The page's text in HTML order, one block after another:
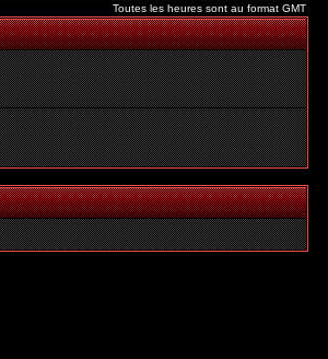
Toutes les heures sont au format GMT